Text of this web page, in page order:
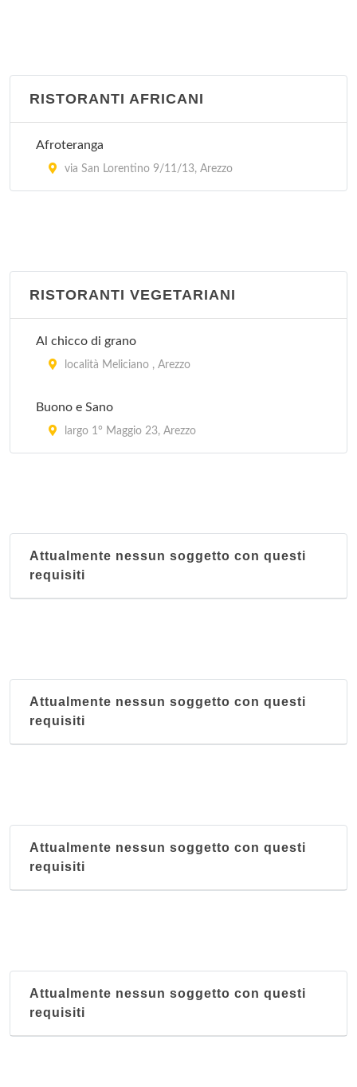
RISTORANTI AFRICANI
Afroteranga
via San Lorentino 9/11/13, Arezzo
RISTORANTI VEGETARIANI
Al chicco di grano
località Meliciano , Arezzo
Buono e Sano
largo 1° Maggio 23, Arezzo
Attualmente nessun soggetto con questi
requisiti
Attualmente nessun soggetto con questi
requisiti
Attualmente nessun soggetto con questi
requisiti
Attualmente nessun soggetto con questi
requisiti